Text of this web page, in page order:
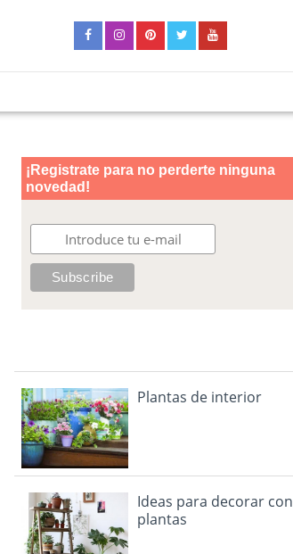
Plantas de interior
Ideas para decorar con
plantas